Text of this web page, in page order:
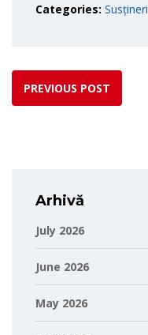
Categories: Susțineri
PREVIOUS POST
Arhivă
July 2026
June 2026
May 2026